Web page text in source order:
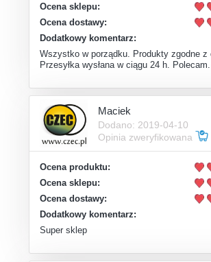
Ocena sklepu:
Ocena dostawy:
Dodatkowy komentarz:
Wszystko w porządku. Produkty zgodne z
Przesyłka wysłana w ciągu 24 h. Polecam.
Maciek
Dodano: 2019-04-10
Opinia zweryfikowana
Ocena produktu:
Ocena sklepu:
Ocena dostawy:
Dodatkowy komentarz:
Super sklep